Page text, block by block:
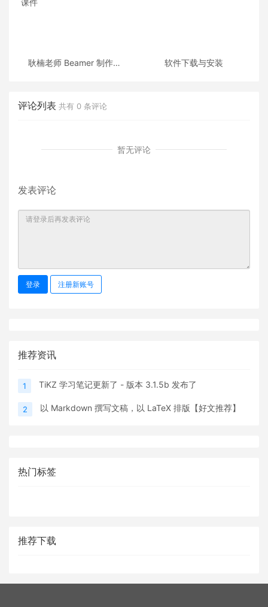
耿楠老师 Beamer 制作的
软件下载与安装
评论列表 共有 0 条评论
暂无评论
发表评论
登录 注册新账号
推荐资讯
1 TiKZ 学习笔记更新了 - 版本 3.1.5b 发布了
2 以 Markdown 撰写文稿，以 LaTeX 排版【好文推荐】
热门标签
推荐下载